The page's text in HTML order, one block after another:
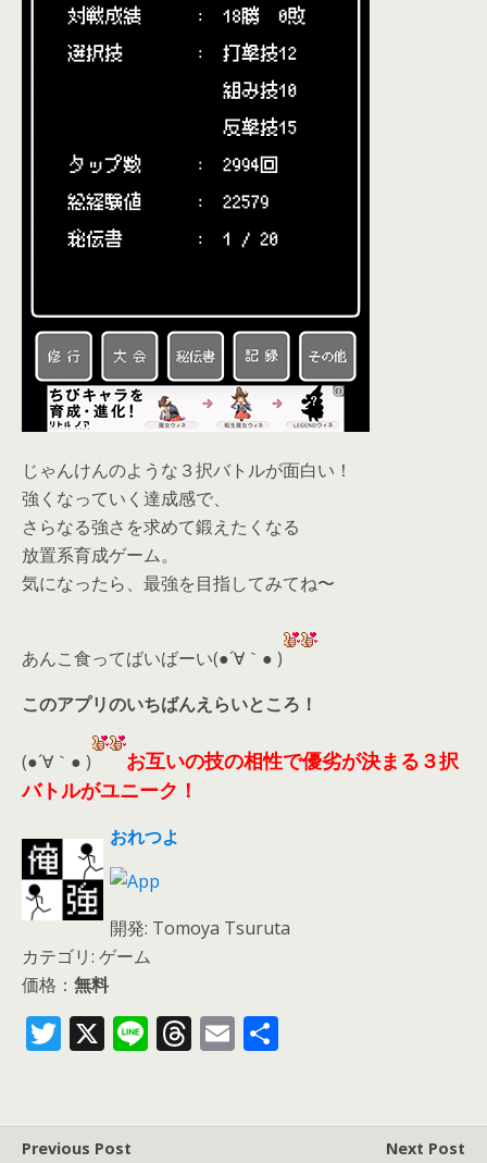
じゃんけんのような３択バトルが面白い！
強くなっていく達成感で、
さらなる強さを求めて鍛えたくなる
放置系育成ゲーム。
気になったら、 最強を目指してみてね〜
あんこ食ってばいばーい(●´∀｀● )
このアプリのいちばんえらいところ！
(●´∀｀● )
お互いの技の相性で優劣が決まる３択
バトルがユニーク！
おれつよ
開発: Tomoya Tsuruta
カテゴリ: ゲーム
価格： 無料
T
er
X Li T E
Previous Post Next Post